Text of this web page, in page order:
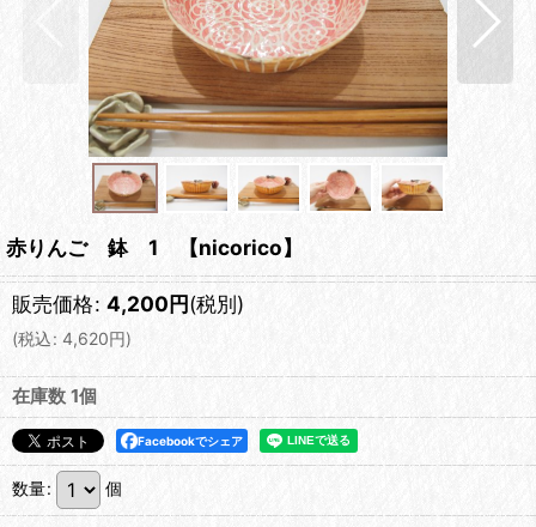
赤りんご 鉢 1 【nicorico】
販売価格: 4,200円(税別)
(税込: 4,620円)
在庫数 1個
Facebookでシェア
数量: 個